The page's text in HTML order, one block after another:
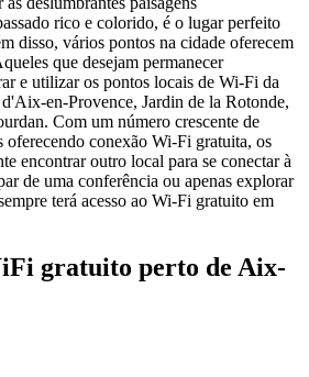
rico e colorido, é o lugar perfeito
disso, vários pontos na cidade oferecem
que desejam permanecer
e utilizar os pontos locais de Wi-Fi da
en-Provence, Jardin de la Rotonde,
Com um número crescente de
oferecendo conexão Wi-Fi gratuita, os
encontrar outro local para se conectar à
de uma conferência ou apenas explorar
terá acesso ao Wi-Fi gratuito em
gratuito perto de Aix-